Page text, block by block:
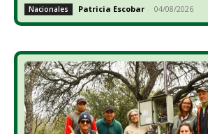
Nacionales Patricia Escobar - 04/08/2026